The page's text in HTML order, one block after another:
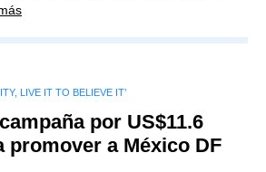
LIVE IT TO BELIEVE IT’
por US$11.6
promover a México DF